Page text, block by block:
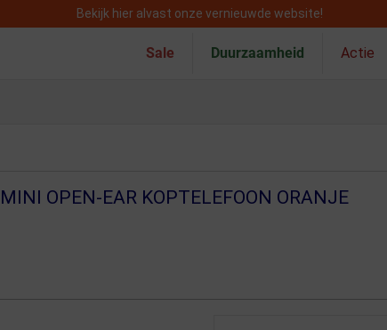
Bekijk hier alvast onze vernieuwde website!
Sale Duurzaamheid Actie
OPEN-EAR KOPTELEFOON ORANJE